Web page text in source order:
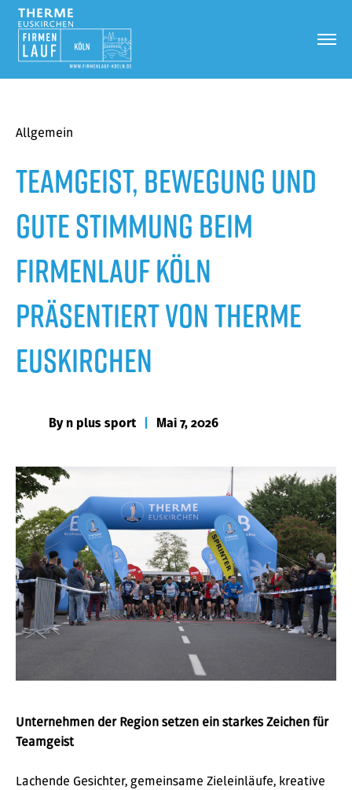
Allgemein
Teamgeist, Bewegung und
gute Stimmung beim
Firmenlauf Köln
präsentiert von Therme
Euskirchen
By n plus sport Mai 7, 2026
Unternehmen der Region setzen ein starkes Zeichen für
Teamgeist
Lachende Gesichter, gemeinsame Zieleinläufe, kreative